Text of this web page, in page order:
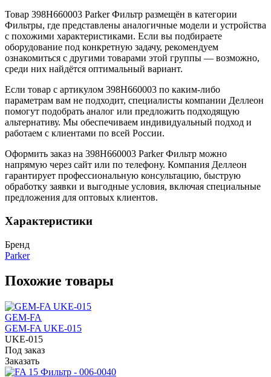
Товар 398H660003 Parker Фильтр размещён в категории
Фильтры, где представлены аналогичные модели и устройства
с похожими характеристиками. Если вы подбираете
оборудование под конкретную задачу, рекомендуем
ознакомиться с другими товарами этой группы — возможно,
среди них найдётся оптимальный вариант.
Если товар с артикулом 398H660003 по каким-либо
параметрам вам не подходит, специалисты компании Деллеон
помогут подобрать аналог или предложить подходящую
альтернативу. Мы обеспечиваем индивидуальный подход и
работаем с клиентами по всей России.
Оформить заказ на 398H660003 Parker Фильтр можно
напрямую через сайт или по телефону. Компания Деллеон
гарантирует профессиональную консультацию, быструю
обработку заявки и выгодные условия, включая специальные
предложения для оптовых клиентов.
Характеристики
Бренд
Parker
Похожие товары
GEM-FA
GEM-FA UKE-015
UKE-015
Под заказ
Заказать